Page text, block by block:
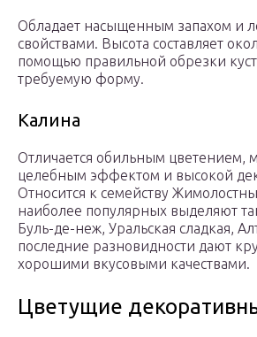
Обладает насыщенным запахом и
свойствами. Высота составляет
помощью правильной обрезки
требуемую форму.
Калина
Отличается обильным цветением,
целебным эффектом и высокой
Относится к семейству
наиболее популярных выделяют
Буль-де-неж, Уральская сладкая,
последние разновидности дают
хорошими вкусовыми качествами.
Цветущие